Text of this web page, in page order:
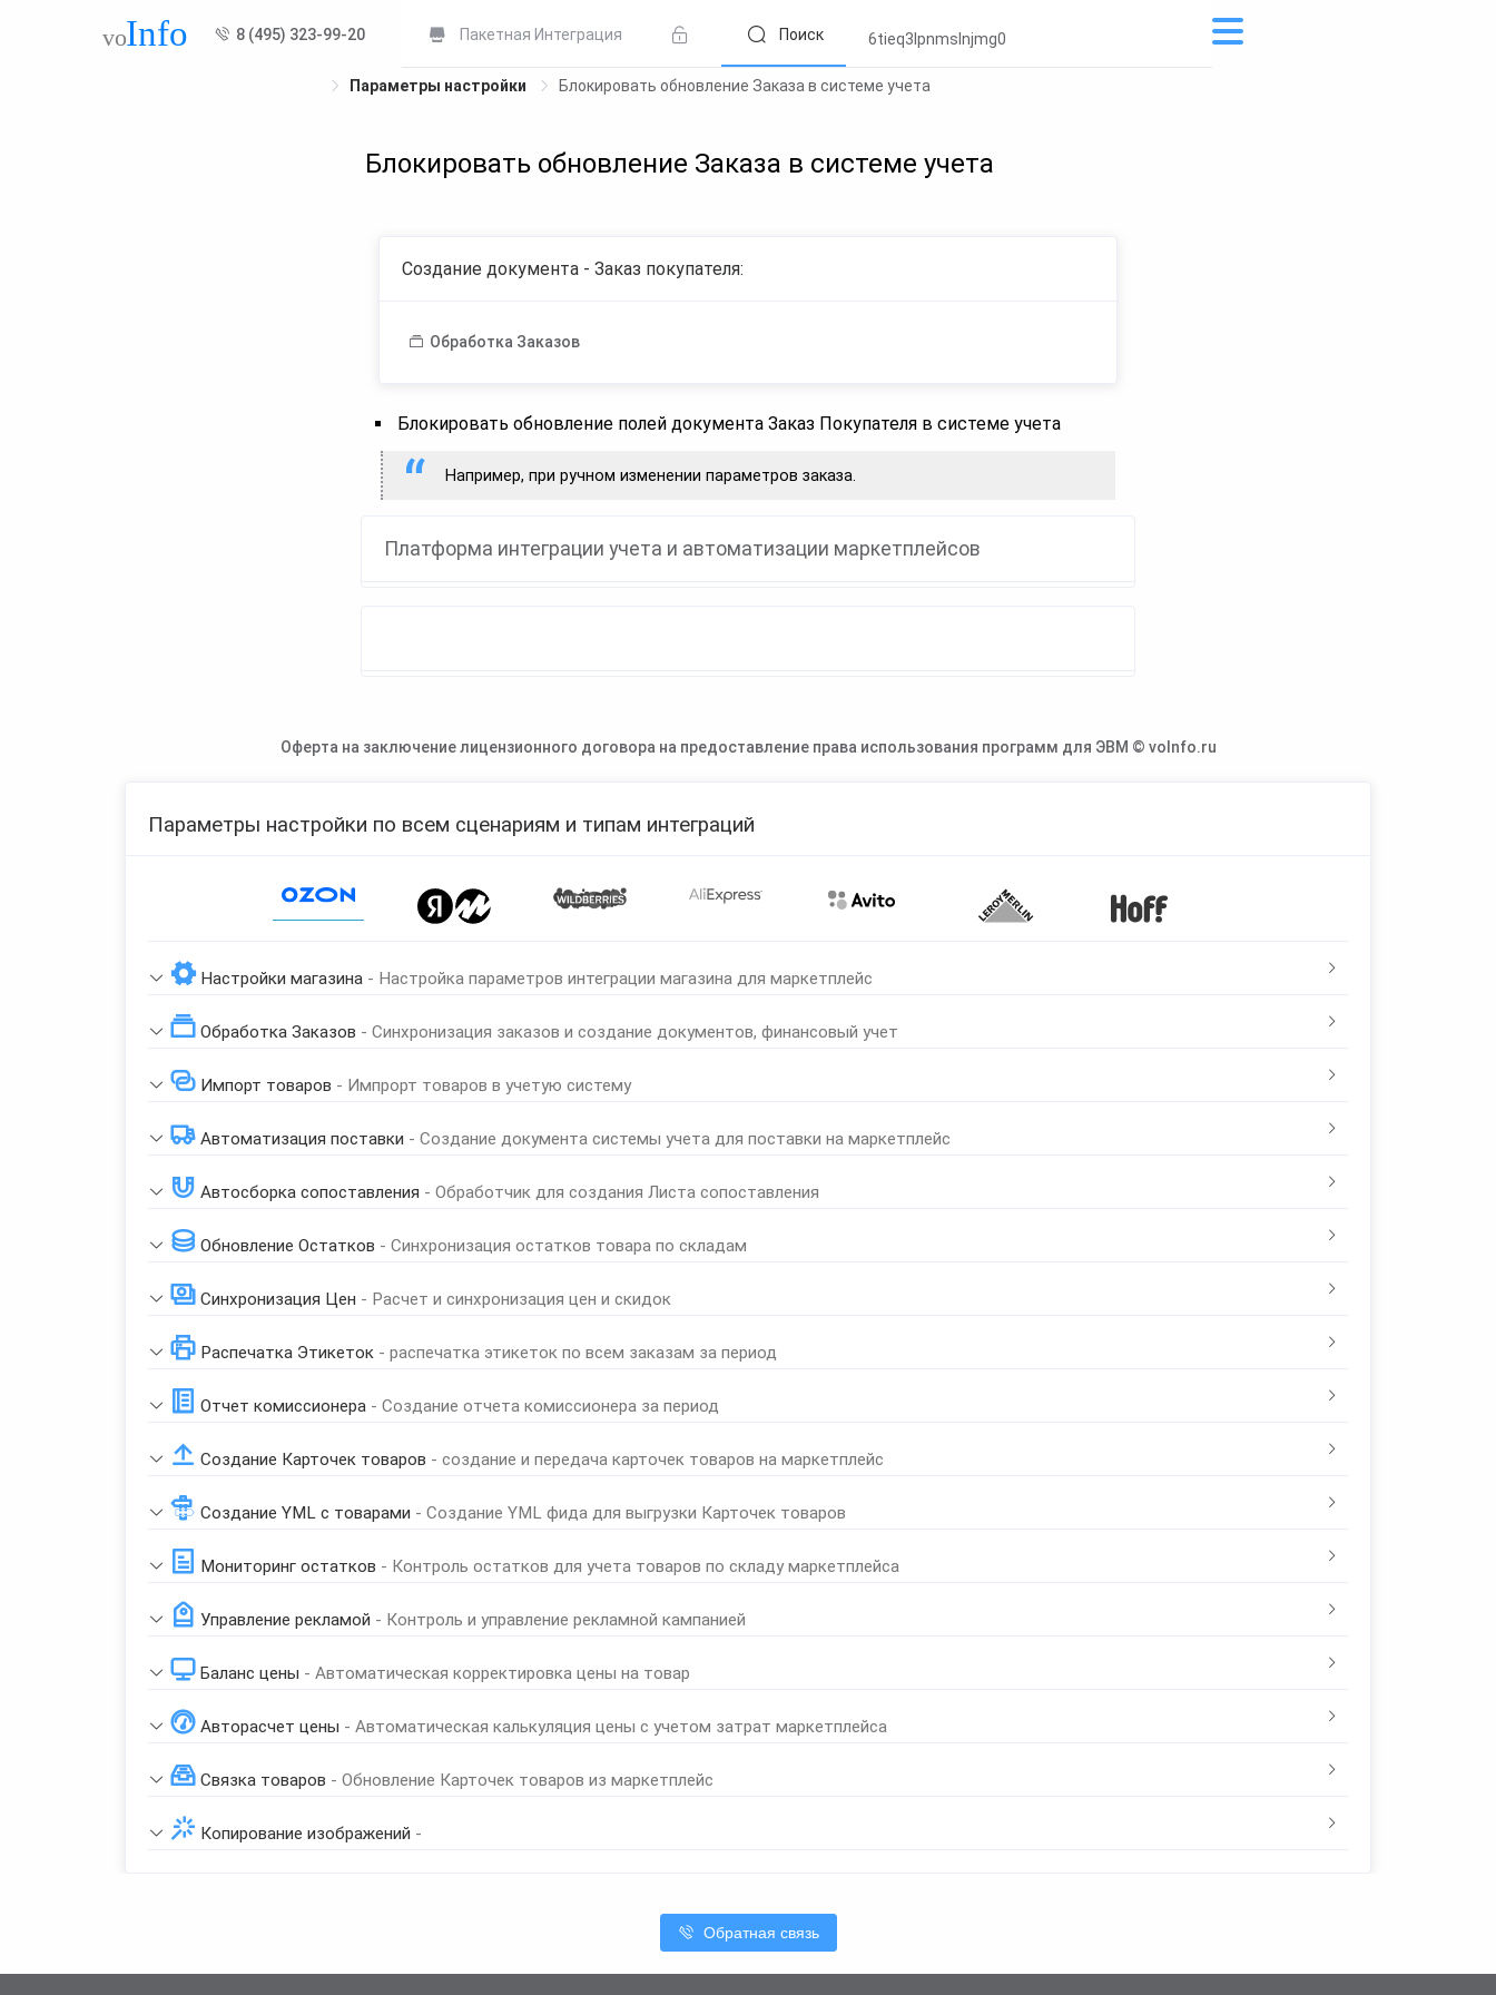
8 (495) 323-99-20 Пакетная Интеграция Поиск 6tieq3lpnmslnjmg0
Параметры настройки Блокировать обновление Заказа в системе учета
Блокировать обновление Заказа в системе учета
Создание документа - Заказ покупателя:
Обработка Заказов
Блокировать обновление полей документа Заказ Покупателя в системе учета
Например, при ручном изменении параметров заказа.
Платформа интеграции учета и автоматизации маркетплейсов
Оферта на заключение лицензионного договора на предоставление права использования программ для ЭВМ © voInfo.ru
Параметры настройки по всем сценариям и типам интеграций
Настройки магазина - Настройка параметров интеграции магазина для маркетплейс
Обработка Заказов - Синхронизация заказов и создание документов, финансовый учет
Импорт товаров - Импрорт товаров в учетую систему
Автоматизация поставки - Создание документа системы учета для поставки на маркетплейс
Автосборка сопоставления - Обработчик для создания Листа сопоставления
Обновление Остатков - Синхронизация остатков товара по складам
Синхронизация Цен - Расчет и синхронизация цен и скидок
Распечатка Этикеток - распечатка этикеток по всем заказам за период
Отчет комиссионера - Создание отчета комиссионера за период
Создание Карточек товаров - создание и передача карточек товаров на маркетплейс
Создание YML с товарами - Создание YML фида для выгрузки Карточек товаров
Мониторинг остатков - Контроль остатков для учета товаров по складу маркетплейса
Управление рекламой - Контроль и управление рекламной кампанией
Баланс цены - Автоматическая корректировка цены на товар
Авторасчет цены - Автоматическая калькуляция цены с учетом затрат маркетплейса
Связка товаров - Обновление Карточек товаров из маркетплейс
Копирование изображений -
Обратная связь